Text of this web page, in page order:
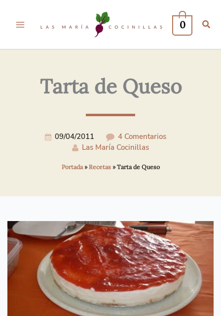
0
Tarta de Queso
09/04/2011
4 Comentarios
Las María Cocinillas
Portada»Recetas»Tarta de Queso
Electrónico*